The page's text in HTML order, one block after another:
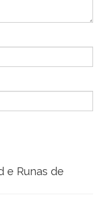
e Runas de